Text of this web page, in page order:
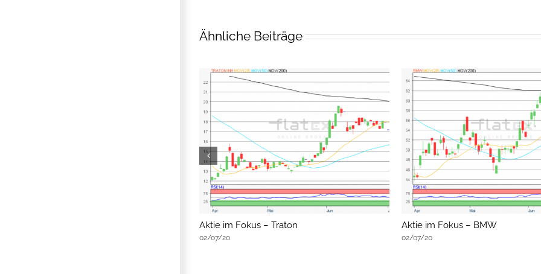
Ähnliche Beiträge
Aktie im Fokus – Traton
02/07/20
Aktie im Fokus – BMW
02/07/20